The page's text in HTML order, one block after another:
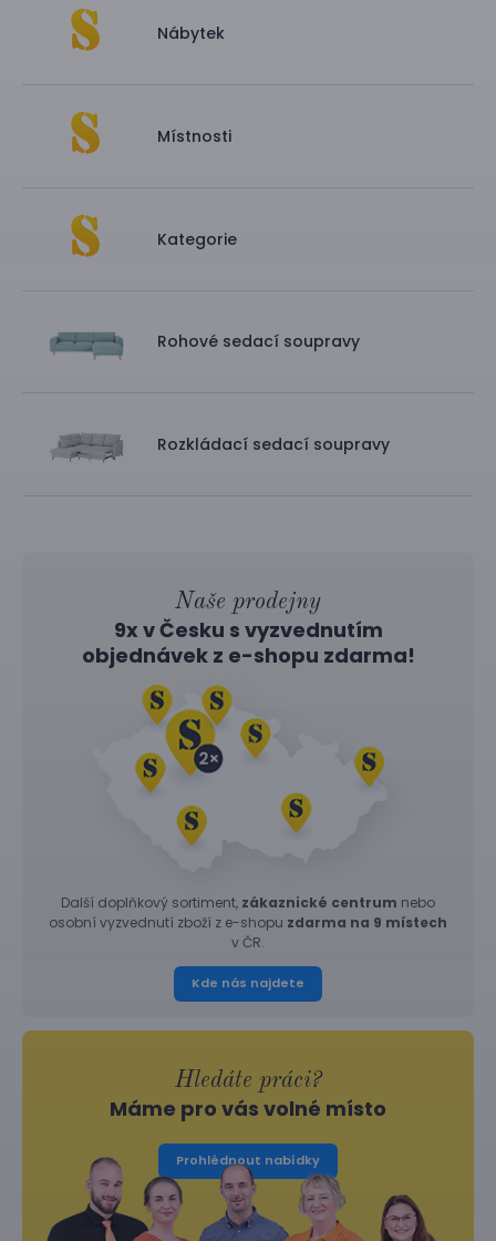
Nábytek
Místnosti
Kategorie
Rohové sedací soupravy
Rozkládací sedací soupravy
Naše prodejny
9x v Česku s vyzvednutím
objednávek z e-shopu zdarma!
Další doplňkový sortiment, zákaznické centrum nebo
osobní vyzvednutí zboží z e-shopu zdarma na 9 místech
v ČR.
Kde nás najdete
Hledáte práci?
Máme pro vás volné místo
Prohlédnout nabídky